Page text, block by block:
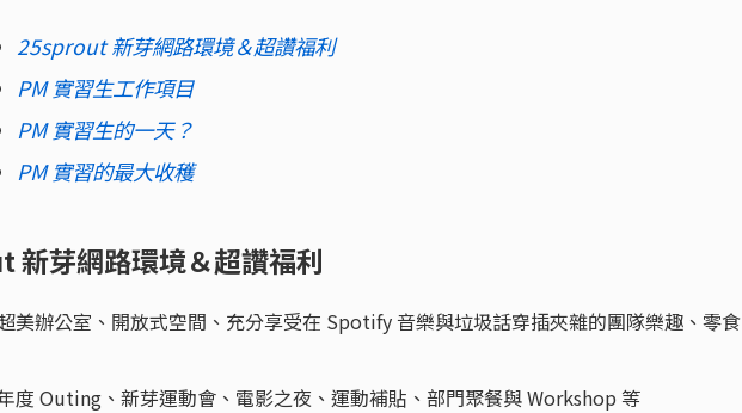
25sprout 新芽網路環境＆超讚福利
PM 實習生工作項目
PM 實習生的一天？
PM 實習的最大收穫
新芽網路環境＆超讚福利
美辦公室、開放式空間、充分享受在 Spotify 音樂與垃圾話穿插夾雜的團隊樂趣、零食
度 Outing、新芽運動會、電影之夜、運動補貼、部門聚餐與 Workshop 等